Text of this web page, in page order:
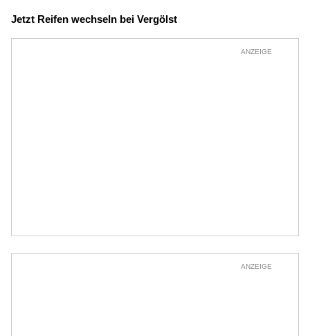
Jetzt Reifen wechseln bei Vergölst
ANZEIGE
ANZEIGE